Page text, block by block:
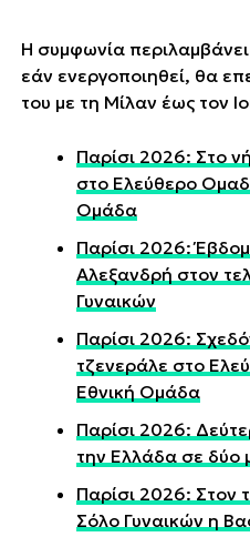
Η συμφωνία
εάν ενεργοποιηθεί, θα
του με τη Μίλαν έως τον
Παρίσι 2026: Στο
στο Ελεύθερο
Ομάδα
Παρίσι 2026:
Αλεξανδρή στον
Γυναικών
Παρίσι 2026:
τζενεράλε στο
Εθνική Ομάδα
Παρίσι 2026:
την Ελλάδα σε δύο
Παρίσι 2026: Στον
Σόλο Γυναικών η